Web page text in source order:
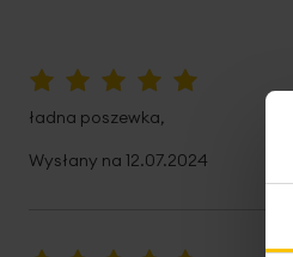
ładna poszewka,
Wysłany na 12.07.2024